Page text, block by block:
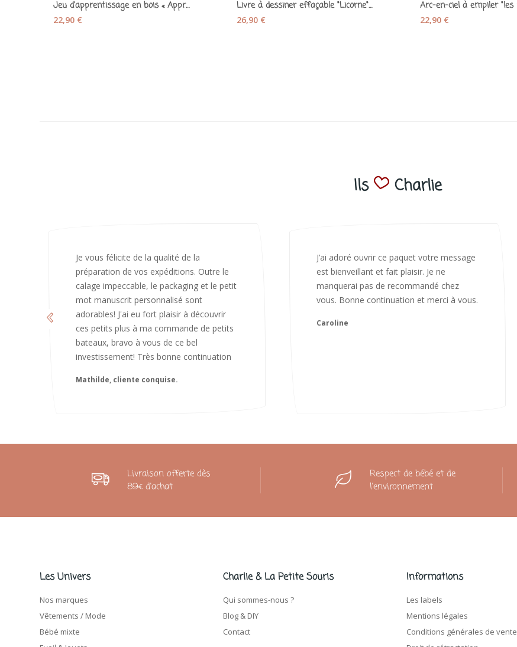
Jeu d'apprentissage en bois « Apprends à compter »
22,90 €
Livre à dessiner effaçable "Licorne" - Jaq Jaq...
26,90 € 22,90 €
Ils Charlie
J’ai adoré ouvrir ce paquet votre message
est bienveillant et fait plaisir. Je ne
manquerai pas de recommandé chez
vous. Bonne continuation et merci à vous.
Bonjour Nadia Bien reçu le colis auj,
magnifique colis. L'emballage est
magnifique. Très contente des animaux.
Je recommanderai sans hésiter 😍
Camille
Livraison offerte dès
89€ d'achat
Respect de bébé et de
l'environnement
Les Univers
Nos marques
Vêtements / Mode
Bébé mixte
Charlie & La Petite Souris
Qui sommes-nous ?
Blog & DIY
Contact
Informations
Les labels
Mentions légales
Conditions générales de vente